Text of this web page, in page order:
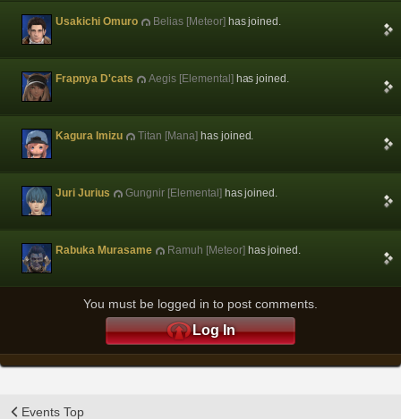
Usakichi Omuro Belias [Meteor] has joined.
Frapnya D'cats Aegis [Elemental] has joined.
Kagura Imizu Titan [Mana] has joined.
Juri Jurius Gungnir [Elemental] has joined.
Rabuka Murasame Ramuh [Meteor] has joined.
You must be logged in to post comments.
Log In
Events Top